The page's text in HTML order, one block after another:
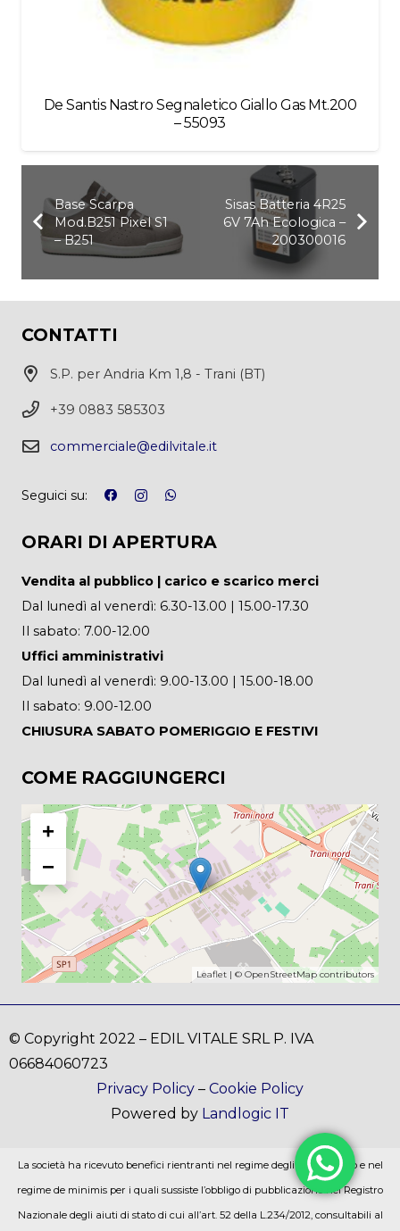
De Santis Nastro Segnaletico Giallo Gas Mt.200
– 55093
Base Scarpa
Mod.B251 Pixel S1
– B251
Sisas Batteria 4R25
6V 7Ah Ecologica –
200300016
CONTATTI
S.P. per Andria Km 1,8 - Trani (BT)
+39 0883 585303
commerciale@edilvitale.it
Seguici su:
ORARI DI APERTURA
Vendita al pubblico | carico e scarico merci
Dal lunedì al venerdì: 6.30-13.00 | 15.00-17.30
Il sabato: 7.00-12.00
Uffici amministrativi
Dal lunedì al venerdì: 9.00-13.00 | 15.00-18.00
Il sabato: 9.00-12.00
CHIUSURA SABATO POMERIGGIO E FESTIVI
COME RAGGIUNGERCI
+
−
Leaflet | © OpenStreetMapcontributors
© Copyright 2022 – EDIL VITALE SRL P. IVA
06684060723
Privacy Policy – Cookie Policy
Powered by Landlogic IT
La società ha ricevuto benefici rientranti nel regime degli aiuti di stato e nel
regime de minimis per i quali sussiste l’obbligo di pubblicazione nel Registro
Nazionale degli aiuti di stato di cui all’art. 52 della L.234/2012, consultabili al